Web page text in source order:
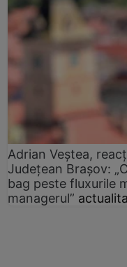
Adrian Veștea,
Județean Brașov:
bag peste fluxurile
managerul”